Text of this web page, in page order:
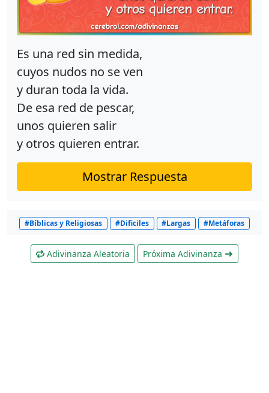
Es una red sin medida,
cuyos nudos no se ven
y duran toda la vida.
De esa red de pescar,
unos quieren salir
y otros quieren entrar.
Mostrar Respuesta
#Bíblicas y Religiosas #Dificiles #Largas #Metáforas
Adivinanza Aleatoria Próxima Adivinanza